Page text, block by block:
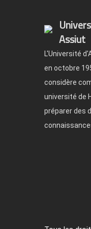
Assiut
L'Université
en octobre
considère
université de
préparer des